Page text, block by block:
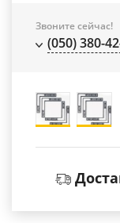
Звоните сейчас!
(050) 380-